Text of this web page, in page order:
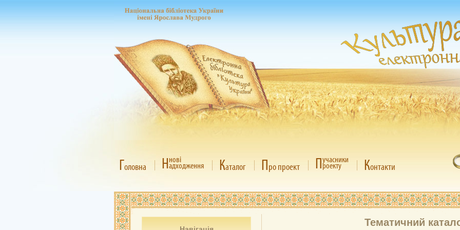
Головна Ннові
адходження Каталог Про проект Пучасники
роекту Контакти
Тематичний